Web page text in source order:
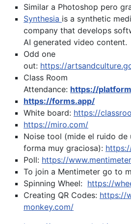
Similar a Photoshop pero
Synthesia is a synthetic
company that develops
AI generated video content.
Odd one
out: https://
Class Room
Attendance: https://
https://forms.app/
White board: https://
https://miro.com/
Noise tool (mide el ruido de
forma muy graciosa):
Poll: https://
To join a Mentimeter go to
Spinning Wheel: https://
Creating QR Codes: https://
monkey.com/